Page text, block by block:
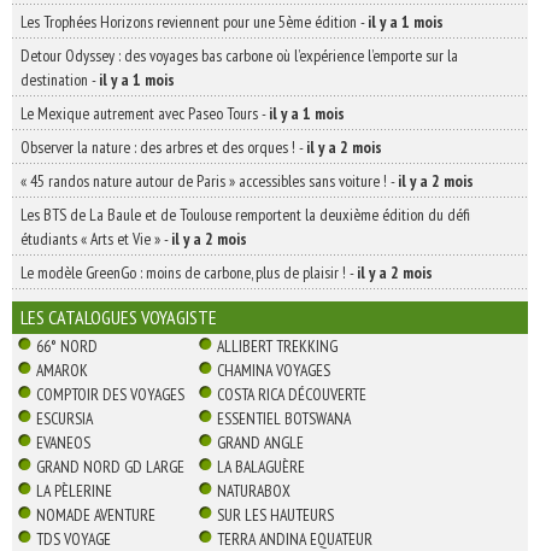
Les Trophées Horizons reviennent pour une 5ème édition -il y a 1 mois
Detour Odyssey : des voyages bas carbone où l’expérience l’emporte sur la
destination -il y a 1 mois
Le Mexique autrement avec Paseo Tours-il y a 1 mois
Observer la nature : des arbres et des orques ! -il y a 2 mois
« 45 randos nature autour de Paris » accessibles sans voiture ! -il y a 2 mois
Les BTS de La Baule et de Toulouse remportent la deuxième édition du défi
étudiants « Arts et Vie »-il y a 2 mois
Le modèle GreenGo : moins de carbone, plus de plaisir ! -il y a 2 mois
LES CATALOGUES VOYAGISTE
66° NORD
ALLIBERT TREKKING
AMAROK
CHAMINA VOYAGES
COMPTOIR DES VOYAGES
COSTA RICA DÉCOUVERTE
ESCURSIA
ESSENTIEL BOTSWANA
EVANEOS
GRAND ANGLE
GRAND NORD GD LARGE
LA BALAGUÈRE
LA PÈLERINE
NATURABOX
NOMADE AVENTURE
SUR LES HAUTEURS
TDS VOYAGE
TERRA ANDINA EQUATEUR